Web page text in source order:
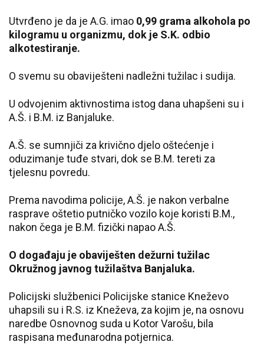
Utvrđeno je da je A.G. imao 0,99 grama alkohola po
kilogramu u organizmu, dok je S.K. odbio
alkotestiranje.
O svemu su obaviješteni nadležni tužilac i sudija.
U odvojenim aktivnostima istog dana uhapšeni su i
A.Š. i B.M. iz Banjaluke.
A.Š. se sumnjiči za krivično djelo oštećenje i
oduzimanje tuđe stvari, dok se B.M. tereti za
tjelesnu povredu.
Prema navodima policije, A.Š. je nakon verbalne
rasprave oštetio putničko vozilo koje koristi B.M.,
nakon čega je B.M. fizički napao A.Š.
O događaju je obaviješten dežurni tužilac
Okružnog javnog tužilaštva Banjaluka.
Policijski službenici Policijske stanice Kneževo
uhapsili su i R.S. iz Kneževa, za kojim je, na osnovu
naredbe Osnovnog suda u Kotor Varošu, bila
raspisana međunarodna potjernica.